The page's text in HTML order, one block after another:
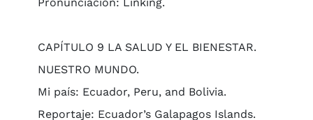
CAPÍTULO 9 LA SALUD Y EL BIENESTAR.
NUESTRO MUNDO.
Mi país: Ecuador, Peru, and Bolivia.
Reportaje: Ecuador’s Galapagos Islands.